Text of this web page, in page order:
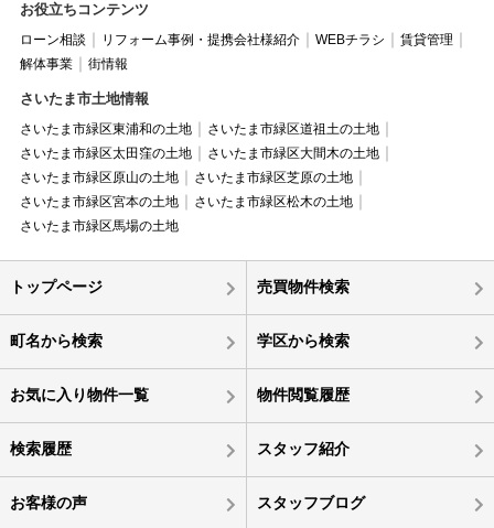
お役立ちコンテンツ
ローン相談 リフォーム事例・提携会社様紹介 WEBチラシ
賃貸管理
解体事業
街情報
さいたま市土地情報
さいたま市緑区東浦和の土地
さいたま市緑区道祖土の土地
さいたま市緑区太田窪の土地
さいたま市緑区大間木の土地
さいたま市緑区原山の土地
さいたま市緑区芝原の土地
さいたま市緑区宮本の土地
さいたま市緑区松木の土地
さいたま市緑区馬場の土地
トップページ 売買物件検索
町名から検索 学区から検索
お気に入り物件一覧 物件閲覧履歴
検索履歴 スタッフ紹介
お客様の声 スタッフブログ